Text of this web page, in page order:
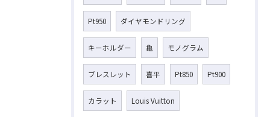
Pt950 ダイヤモンドリング
キーホルダー 亀 モノグラム
ブレスレット 喜平 Pt850 Pt900
カラット Louis Vuitton